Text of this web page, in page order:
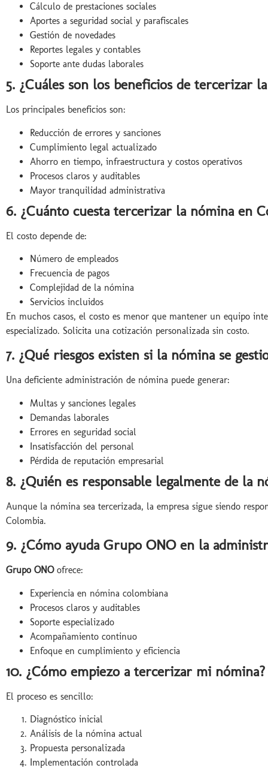
Cálculo de prestaciones sociales
Aportes a seguridad social y parafiscales
Gestión de novedades
Reportes legales y contables
Soporte ante dudas laborales
5. ¿Cuáles son los beneficios de tercerizar
Los principales beneficios son:
Reducción de errores y sanciones
Cumplimiento legal actualizado
Ahorro en tiempo, infraestructura y costos operativos
Procesos claros y auditables
Mayor tranquilidad administrativa
6. ¿Cuánto cuesta tercerizar la nómina en
El costo depende de:
Número de empleados
Frecuencia de pagos
Complejidad de la nómina
Servicios incluidos
En muchos casos, el costo es menor que mantener un equipo
especializado. Solicita una cotización personalizada sin costo.
7. ¿Qué riesgos existen si la nómina se
Una deficiente administración de nómina puede generar:
Multas y sanciones legales
Demandas laborales
Errores en seguridad social
Insatisfacción del personal
Pérdida de reputación empresarial
8. ¿Quién es responsable legalmente de la
Aunque la nómina sea tercerizada, la empresa sigue siendo
Colombia.
9. ¿Cómo ayuda Grupo ONO en la
Grupo ONOofrece:
Experiencia en nómina colombiana
Procesos claros y auditables
Soporte especializado
Acompañamiento continuo
Enfoque en cumplimiento y eficiencia
10. ¿Cómo empiezo a tercerizar mi nómina?
El proceso es sencillo:
Diagnóstico inicial
Análisis de la nómina actual
Propuesta personalizada
Implementación controlada